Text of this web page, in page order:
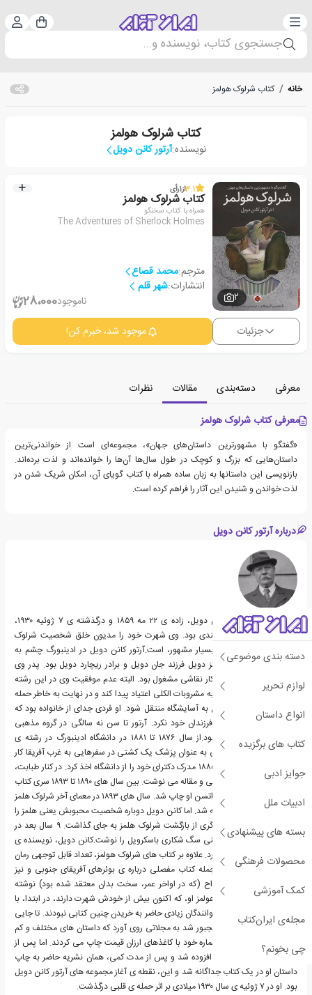
دسته‌بندی سبد
جستجوی کتاب، نویسنده و...
دسته بندی موضوعی
لوازم تحریر
انواع داستان
کتاب های برگزیده
جوایز ادبی
ادبیات ملل
بسته های پیشنهادی
محصولات فرهنگی
کمک آموزشی
مجله‌ی ایران‌کتاب
چی بخونم؟
خانه / کتاب شرلوک هولمز
کتاب شرلوک هولمز
نویسنده:آرتور کانن دویل
2
3.1از1رأی
کتاب شرلوک هولمز
همراه با کتاب سخنگو
The Adventures of Sherlock Holmes
مترجم:محمد قصاع
انتشارات:شهر قلم
ناموجود28،000
جزئیات موجود شد، خبرم کن!
معرفی دسته‌بندی مقالات
نظرات
معرفی کتاب شرلوک هولمز
«گفتگو با مشهورترین داستان‌های جهان»، مجموعه‌ای است از خواندنی‌ترین
داستان‌هایی که بزرگ و کوچک در طول سال‌ها آن‌ها را خوانده‌اند و لذت برده‌اند.
بازنویسی این داستانها به زبان ساده همراه با کتاب گویای آن، امکان شریک شدن در
لذت خواندن و شنیدن این آثار را فراهم کرده است.
درباره آرتور کانن دویل
سر آرتور ایگناتیوس کانن دویل، زاده ی ۲۲ مه ۱۸۵۹ و درگذشته ی ۷ ژوئیه ۱۹۳۰،
نویسنده و پزشک اسکاتلندی بود. وی شهرت خود را مدیون خلق شخصیت شرلوک
هولمز، کارآگاه خصوصی بسیار مشهور، است.آرتور کانن دویل در ادینبورگ چشم به
جهان گشود. پدر وی چارلز دویل فرزند جان دویل و برادر ریچارد دویل بود. پدر وی
همانند پدر و برادرش به کار نقاشی مشغول بود. البته عدم موفقیت وی در این رشته
سبب شد تا وی به شدت به مشروبات الکلی اعتیاد پیدا کند و در نهایت به خاطر حمله
های ناشی از بیماری صرع به آسایشگاه منتقل شود. او فردی جدای از خانواده بود که
هیچ تلاشی برای تربیت فرزندان خود نکرد. آرتور تا سن نه سالگی در گروه مذهبی
مدرسه مشغول فعالیت بود.از سال ۱۸۷۶ تا ۱۸۸۱ در دانشگاه ادینبورگ در رشته ی
پزشکی تحصیل کرد. مدتی به عنوان پزشک یک کشتی در سفرهایی به غرب آفریقا کار
می کرد و بالاخره در سال ۱۸۸۵ مدرک دکترای خود را از دانشگاه اخذ کرد. در کنار طبابت،
برای روزنامه ها مطالب ادبی و مقاله می نوشت. بین سال های ۱۸۹۰ تا ۱۸۹۳ سری کتاب
های شرلوک هلمز و دکتر واتسن او چاپ شد. سال های ۱۸۹۳ در معمای آخر شرلوک هلمز
توسط دکتر موریارتی کشته شد. اما کانن دویل دوباره شخصیت محبوبش یعنی هلمز را
زنده کرد و آثار ماندگار دیگری از بازگشت شرلوک هلمز به جای گذاشت. ۹ سال بعد در
سال ۱۹۰۲ شاهکار خود یعنی سگ شکاری باسکرویل را نوشت.کانن دویل، نویسنده ی
پرکاری بود و آثار زیادی دارد. علاوه بر کتاب های شرلوک هولمز، تعداد قابل توجهی رمان
تاریخی، کتاب تاریخ، از جمله کتاب مفصلی درباره ی بوئرهای آفریقای جنوبی و نیز
کتابی درباره ی احضار ارواح (که در اواخر عمر، سخت بدان معتقد شده بود) نوشته
است. کتاب های شرلوک هولمز او، که اکنون بیش از خودش شهرت دارند، در ابتدا، با
بی مهری مواجه شدند. خوانندگان زیادی حاضر به خریدن چنین کتابی نبودند. تا جایی
که او، برای چاپ کتابش مجبور شد به مجلاتی روی آورد که داستان های مختلف و کم
فروش را در یک یا چند شماره خود با کاغذهای ارزان قیمت چاپ می کردند. اما پس از
آن، رفته رفته بر شهرتش افزوده شد و پس از مدت کمی، همان نشریه حاضر به چاپ
داستان او در یک کتاب جداگانه شد و این، نقطه ی آغاز مجموعه های آرتور کانن دویل
بود. او در ۷ ژوئیه ی سال ۱۹۳۰ میلادی بر اثر حمله ی قلبی درگذشت.